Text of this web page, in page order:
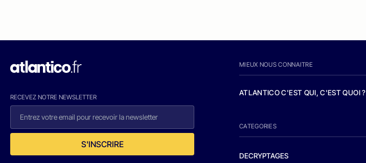
RECEVEZ NOTRE NEWSLETTER
S'INSCRIRE
MIEUX NOUS CONNAITRE
ATLANTICO C'EST QUI, C'EST QUOI ?
CATEGORIES
DECRYPTAGES